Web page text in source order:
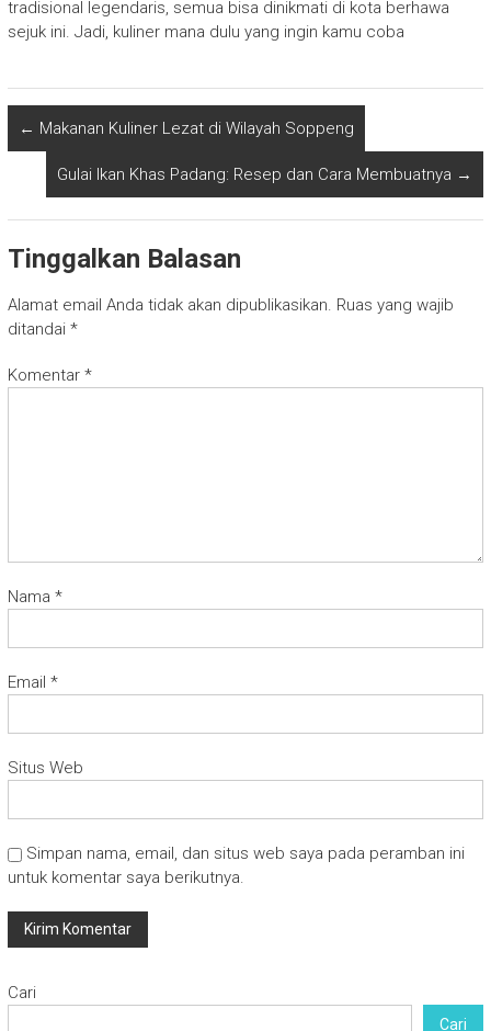
tradisional legendaris, semua bisa dinikmati di kota berhawa
sejuk ini. Jadi, kuliner mana dulu yang ingin kamu coba
← Makanan Kuliner Lezat di Wilayah Soppeng
Gulai Ikan Khas Padang: Resep dan Cara Membuatnya →
Tinggalkan Balasan
Alamat email Anda tidak akan dipublikasikan. Ruas yang wajib
ditandai *
Komentar *
Nama *
Email *
Situs Web
Simpan nama, email, dan situs web saya pada peramban ini
untuk komentar saya berikutnya.
Cari
Cari